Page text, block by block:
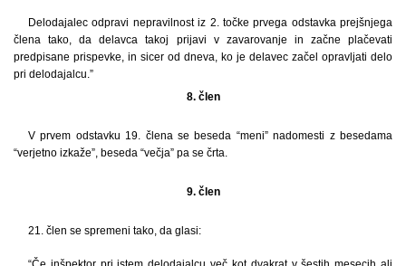
Delodajalec odpravi nepravilnost iz 2. točke prvega odstavka prejšnjega
člena tako, da delavca takoj prijavi v zavarovanje in začne plačevati
predpisane prispevke, in sicer od dneva, ko je delavec začel opravljati delo
pri delodajalcu.”
8. člen
V prvem odstavku 19. člena se beseda “meni” nadomesti z besedama
“verjetno izkaže”, beseda “večja” pa se črta.
9. člen
21. člen se spremeni tako, da glasi: